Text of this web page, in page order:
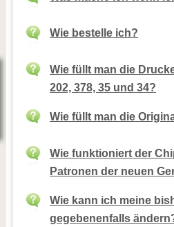
Wie bestelle ich?
Wie füllt man die
202, 378, 35 und 34?
Wie füllt man die
Wie funktioniert der
Patronen der neuen
Wie kann ich meine
gegebenenfalls